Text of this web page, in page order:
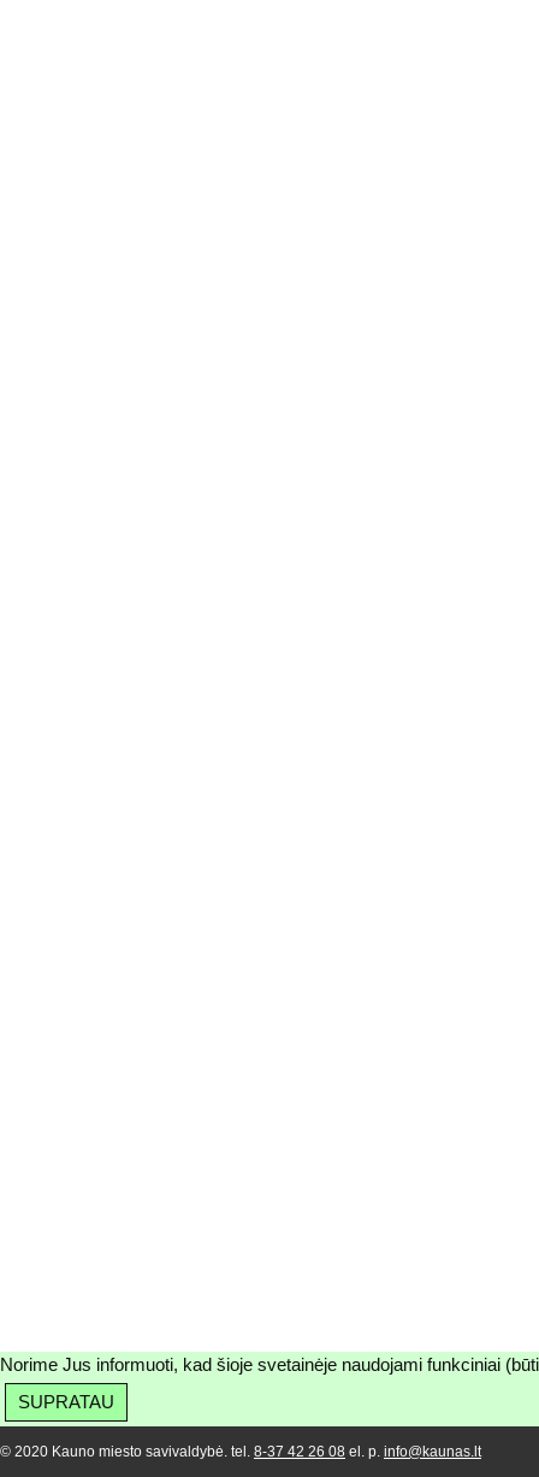
Norime Jus informuoti, kad šioje svetainėje naudojami funkciniai
SUPRATAU
© 2020 Kauno miesto savivaldybė. tel. 8-37 42 26 08 el. p. info@kaunas.lt